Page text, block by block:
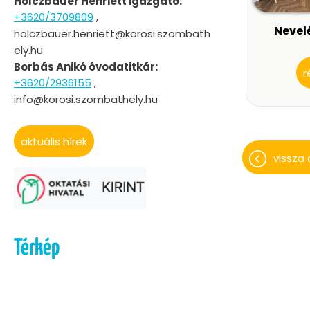
+3620/3709809 ,
holczbauer.henriett@korosi.szombath
ely.hu
Borbás Anikó óvodatitkár:
+3620/2936155 ,
info@korosi.szombathely.hu
aktuális hírek
Térkép
vissza